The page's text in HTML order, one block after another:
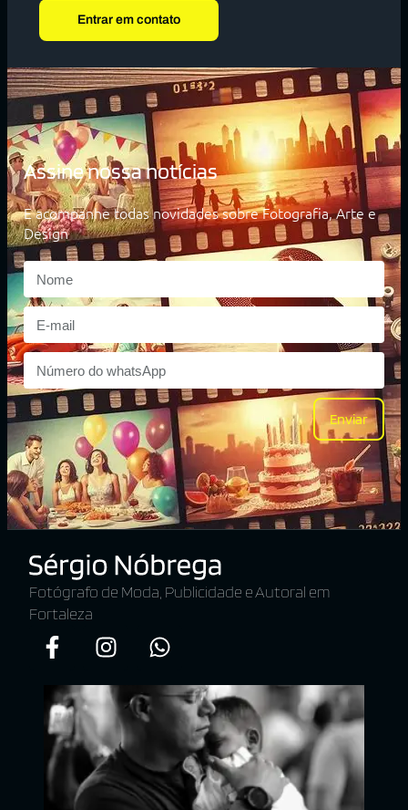
Entrar em contato
Assine nossa notícias
E acompanhe todas novidades sobre Fotografia, Arte e
Design
Enviar
Fotógrafo de Moda, Publicidade e Autoral em
Fortaleza